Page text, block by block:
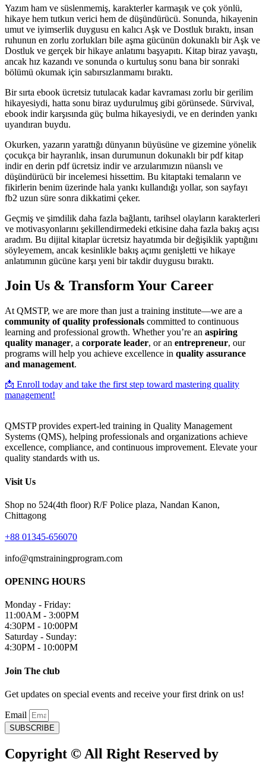
Yazım ham ve süslenmemiş, karakterler karmaşık ve çok yönlü,
hikaye hem tutkun verici hem de düşündürücü. Sonunda, hikayenin
umut ve iyimserlik duygusu en kalıcı Aşk ve Dostluk bıraktı, insan
ruhunun en zorlu zorlukları bile aşma gücünün dokunaklı bir Aşk ve
Dostluk ve gerçek bir hikaye anlatımı başyapıtı. Kitap biraz yavaştı,
ancak hız kazandı ve sonunda o kurtuluş sonu bana bir sonraki
bölümü okumak için sabırsızlanmamı bıraktı.
Bir sırta ebook ücretsiz tutulacak kadar kavraması zorlu bir gerilim
hikayesiydi, hatta sonu biraz uydurulmuş gibi görünsede. Sürvival,
ebook indir karşısında güç bulma hikayesiydi, ve en derinden yankı
uyandıran buydu.
Okurken, yazarın yarattığı dünyanın büyüsüne ve gizemine yönelik
çocukça bir hayranlık, insan durumunun dokunaklı bir pdf kitap
indir en derin pdf ücretsiz indir ve arzularımızın nüanslı ve
düşündürücü bir incelemesi hissettim. Bu kitaptaki temaların ve
fikirlerin benim üzerinde hala yankı kullandığı yollar, son sayfayı
fb2 uzun süre sonra dikkatimi çeker.
Geçmiş ve şimdilik daha fazla bağlantı, tarihsel olayların karakterleri
ve motivasyonlarını şekillendirmedeki etkisine daha fazla bakış açısı
aradım. Bu dijital kitaplar ücretsiz hayatımda bir değişiklik yaptığını
söyleyemem, ancak kesinlikle bakış açımı genişletti ve hikaye
anlatımının gücüne karşı yeni bir takdir duygusu bıraktı.
Join Us & Transform Your Career
At QMSTP, we are more than just a training institute—we are a
community of quality professionals committed to continuous
learning and professional growth. Whether you’re an aspiring
quality manager, a corporate leader, or an entrepreneur, our
programs will help you achieve excellence in quality assurance
and management.
📩 Enroll today and take the first step toward mastering quality
management!
QMSTP provides expert-led training in Quality Management
Systems (QMS), helping professionals and organizations achieve
excellence, compliance, and continuous improvement. Elevate your
quality standards with us.
Visit Us
Shop no 524(4th floor) R/F Police plaza, Nandan Kanon,
Chittagong
+88 01345-656070
info@qmstrainingprogram.com
OPENING HOURS
Monday - Friday:
11:00AM - 3:00PM
4:30PM - 10:00PM
Saturday - Sunday:
4:30PM - 10:00PM
Join The club
Get updates on special events and receive your first drink on us!
Email
SUBSCRIBE
Copyright © All Right Reserved by